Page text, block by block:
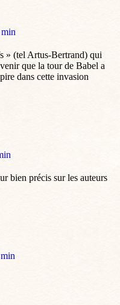
» (tel Artus-Bertrand) qui
que la tour de Babel a
dans cette invasion
bien précis sur les auteurs